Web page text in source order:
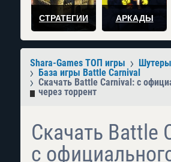
СТРАТЕГИИ АРКАДЫ
Shara-Games ТОП игры
Шутеры
База игры Battle Carnival
Скачать Battle Carnival: с
через торрент
Скачать Battle
с